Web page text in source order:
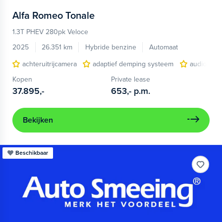
Alfa Romeo Tonale
1.3T PHEV 280pk Veloce
2025
26.351 km Hybride benzine
Automaat
achteruitrijcamera
adaptief demping systeem
audio
Kopen
37.895,-
Private lease
653,- p.m.
Bekijken
Beschikbaar